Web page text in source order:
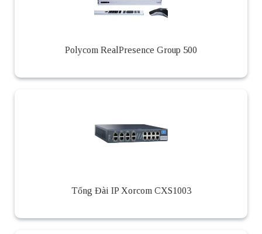
Polycom RealPresence Group 500
Tổng Đài IP Xorcom CXS1003